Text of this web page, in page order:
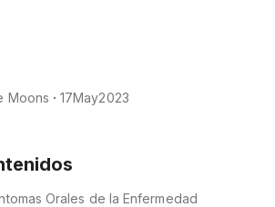
Moons 17May2023
Orales de la Enfermedad